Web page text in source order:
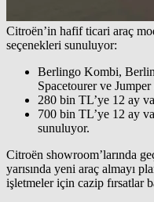
Citroën’in hafif ticari araç
seçenekleri sunuluyor:
Berlingo Kombi,
Spacetourer ve
280 bin TL’ye 12 ay
700 bin TL’ye 12 ay
sunuluyor.
Citroën showroom’larında
yarısında yeni araç almayı
işletmeler için cazip fırsatlar